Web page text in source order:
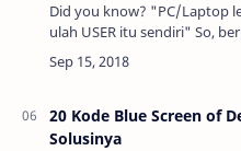
Did you know? "PC/Laptop
ulah USER itu sendiri" So, berpikirlah PC/Laptop
itu layaknya seperti manusia
rawat..Nihh gan gwa ada tips
20 Kode Blue Screen of
Solusinya